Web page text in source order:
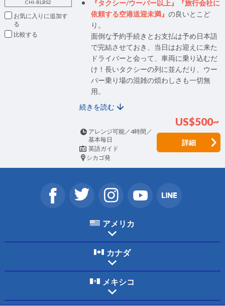
CHI-BLBS2
お気に入りに追加
比較
『タクシー/ウーバー以上』『旅行会社に
依頼する空港送迎未満』の良いとこど
り。
面倒な予約手続きとお支払は予め日本語
で完結させておき、当日はお迎えに来た
ドライバーと会って、車両に乗り込むだ
け！長いタクシーの列に並んだり、ウー
バー乗り場の混雑の煩わしさも一切無
用。
続きを読む
US$500~
アレンジ可能／4時間／
基本毎日
英語ガイド
シカゴ発
詳細
アメリカ
カナダ
メキシコ